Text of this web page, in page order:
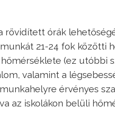
rövidített órák
21-24 fok közötti
(ez utóbbi
valamint a
érvényes
az iskolákon belüli